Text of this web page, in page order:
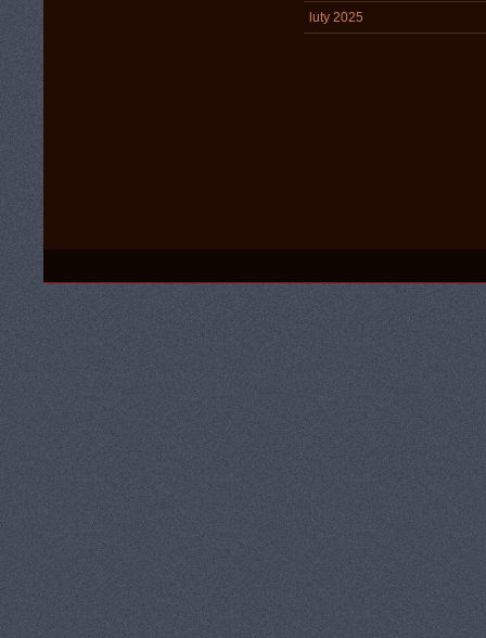
luty 2025